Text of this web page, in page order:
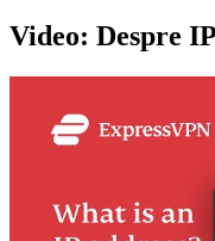
Video: Despre